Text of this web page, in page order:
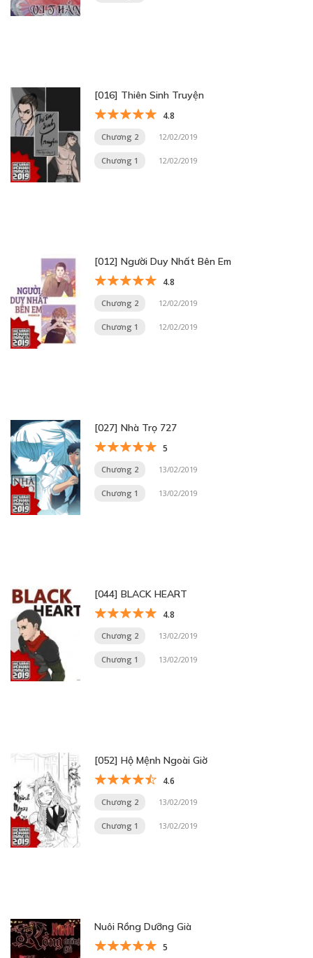
[016] Thiên Sinh Truyện
4.8
Chương 2 12/02/2019
Chương 1 12/02/2019
[012] Người Duy Nhất Bên Em
4.8
Chương 2 12/02/2019
Chương 1 12/02/2019
[027] Nhà Trọ 727
5
Chương 2 13/02/2019
Chương 1 13/02/2019
[044] BLACK HEART
4.8
Chương 2 13/02/2019
Chương 1 13/02/2019
[052] Hộ Mệnh Ngoài Giờ
4.6
Chương 2 13/02/2019
Chương 1 13/02/2019
Nuôi Rồng Dưỡng Già
5